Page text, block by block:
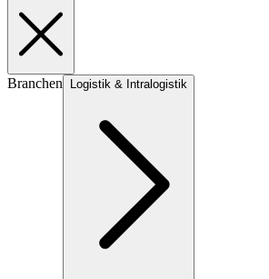
Branchen Logistik & Intralogistik